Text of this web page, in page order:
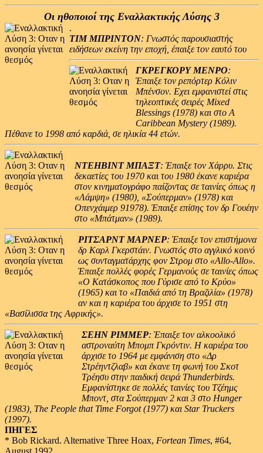
Οι ηθοποιοί της Εναλλακτικής Λύσης 3
.
ΤΙΜ ΜΠΡΙΝΤΟΝ: Γνωστός παρουσιαστής
ειδήσεων εκείνη την εποχή, έπαιξε τον εαυτό του
ΓΚΡΕΓΚΟΡΥ ΜΕΝΡΟ:
Έπαιξε τον ρεπόρτερ Κόλιν
Μπένσον. Εχει εμφανιστεί στις
τηλεοπτικές σειρές Mixed
Blessings (1978) και στο A
Caribbean Mystery (1989).
Πέθανε το 1998 από καρδιά, σε ηλικία 44 ετών.
ΝΤΕΗΒΙΝΤ ΜΠΑΞΤ: Έπαιξε τον Χάρρυ. Στις
δεκαετίες του 1970 και του 1980 έκανε καριέρα
στον κινηματογράφο παίζοντας σε ταινίες όπως η
«Λάμψη» (1980), «Σούπερμαν» (1978) και
Οπενχάιμερ 91978). Έπαιξε επίσης τον δρ Γουέην
στο «Μπάτμαν» (1989).
ΡΙΤΣΑΡΝΤ ΜΑΡΝΕΡ: Έπαιξε τον επιστήμονα
δρ Καρλ Γκερστάιν. Γνωστός στο αγγλικό κοινό
ως συνταγματάρχης φον Στρομ στο «Allo-Allo».
Έπαιξε πολλές φορές Γερμανούς σε ταινίες όπως
«Ο Κατάσκοπος που Γύρισε από το Κρύο»
(1965) και το «Παιδιά από τη Βραζιλία» (1978)
αν και η καριέρα του άρχισε το 1951 στη
«Βασίλισσα της Αφρικής».
ΣΕΗΝ ΡΙΜΜΕΡ: Έπαιξε τον αλκοολικό
αστροναύτη Μπομπ Γκρόντιν. Η καριέρα του
άρχισε το 1964 με εμφάνιση στο «Δρ
Στρέηντζλαβ» και έκανε τη φωνή του Σκοτ
Τρέησυ στην παιδική σειρά Thunderbirds.
Εμφανίστηκε σε πολλές ταινίες του Τζέημς
Μποντ, στα Σούπερμαν 2 και 3 στο Hunger
(1983), The People that Time Forgot (1977) και Star Truckers
(1997).
ΠΗΓΕΣ
* Bob Rickard. Alternative Three Hoax, Fortean Times, #64,
August 1992.